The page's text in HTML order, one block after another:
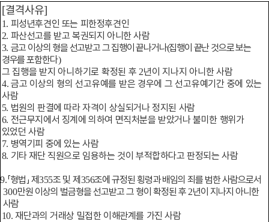
[결격사유]
1. 피성년후견인 또는 피한정후견인
2. 파산선고를 받고 복권되지 아니한 사람
3. 금고 이상의 형을 선고받고 그 집행이 끝나거나(집행이 끝난 것으로 보는
경우를 포함한다)
그 집행을 받지 아니하기로 확정된 후2년이 지나지 아니한 사람
4.금고 이상의 형의 선고유예를 받은 경우에 그 선고유예기간 중에 있는
사람
5. 법원의 판결에 따라 자격이 상실되거나 정지된 사람
6. 전근무지에서 징계에 의하여 면직처분을 받았거나 불미한 행위가
있었던 사람
7. 병역기피 중에 있는 사람
8. 기타 재단 직원으로 임용하는 것이 부적합하다고 판정되는 사람
9.「형법 」 제355조 및 제 356조에 규정된 횡령과 배임의 죄를 범한 사람으로서
300만원 이상의 벌금형을 선고받고 그 형이 확정된 후 2년이 지나지 아니한
사람
10. 재단과의 거래상 밀접한 이해관계를 가진 사람